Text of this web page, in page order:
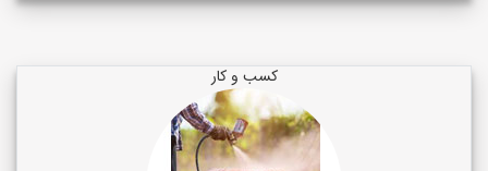
کسب و کار